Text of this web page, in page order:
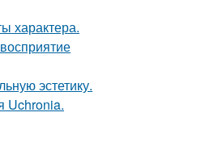
характера.
эстетику.
Uchronia.